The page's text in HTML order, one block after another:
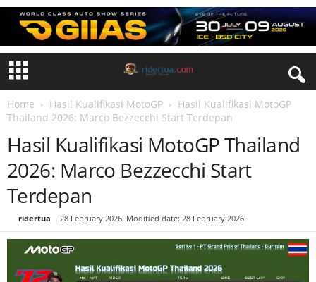
Home Hasil Kualifikasi MotoGP
Hasil Kualifikasi MotoGP
Thailand 2026: Marco Bezzecchi Start Terdepan
Hasil Kualifikasi MotoGP Thailand
2026: Marco Bezzecchi Start
Terdepan
ridertua 28 February 2026 Modified date: 28 February 2026